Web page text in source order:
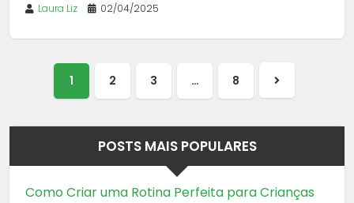
Laura Liz 02/04/2025
1 2 3 … 8
Próxima
POSTS MAIS POPULARES
Como Criar uma Rotina Perfeita para Crianças